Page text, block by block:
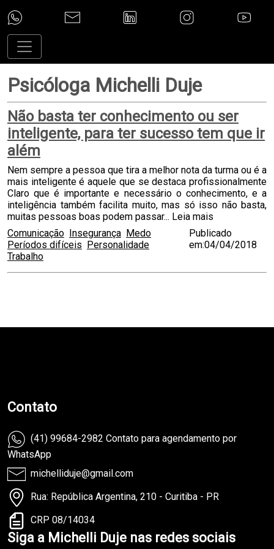
Psicóloga Michelli Duje
Não basta ter conhecimento ou ser
inteligente, para ter sucesso tem que ir
além
Nem sempre a pessoa que tira a melhor nota da turma ou é a
mais inteligente é aquele que se destaca profissionalmente
Claro que é importante e necessário o conhecimento, e a
inteligência também facilita muito, mas só isso não basta,
muitas pessoas boas podem passar... Leia mais
Comunicação Insegurança Medo
Períodos difíceis Personalidade
Trabalho
Publicado
em:04/04/2018
Contato
(41) 99684-2982 Contato para agendamento por
WhatsApp
michelliduje@gmail.com
Rua: República Argentina, 210 - Curitiba - PR
CRP 08/14034
Siga a Michelli Duje nas redes sociais